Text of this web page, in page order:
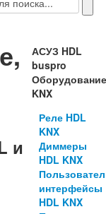
и
АСУЗ HDL
buspro
KNX
Реле HDL
KNX
Диммеры
HDL KNX
интерфейсы
HDL KNX